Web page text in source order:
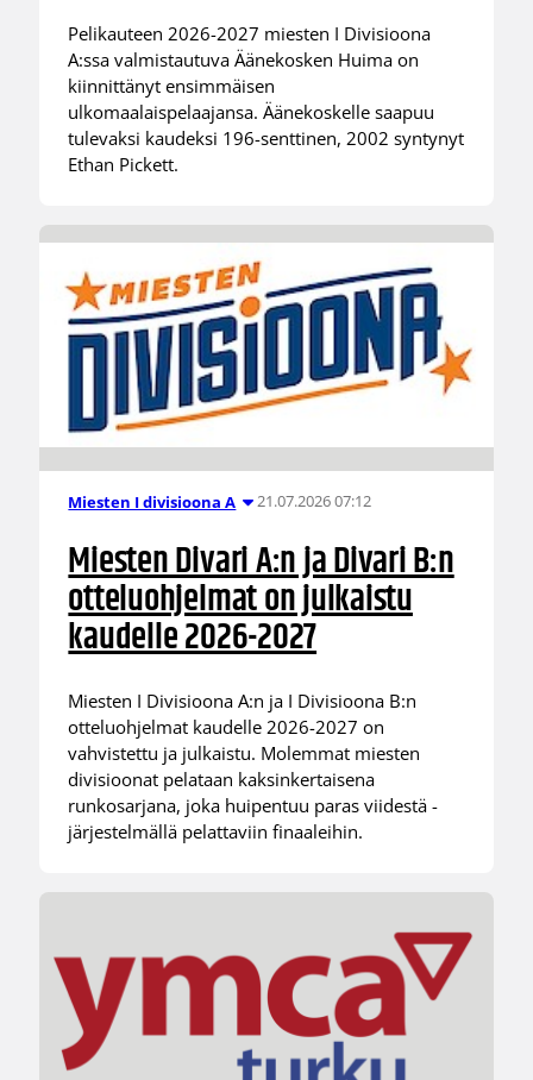
Pelikauteen 2026-2027 miesten I Divisioona
A:ssa valmistautuva Äänekosken Huima on
kiinnittänyt ensimmäisen
ulkomaalaispelaajansa. Äänekoskelle saapuu
tulevaksi kaudeksi 196-senttinen, 2002 syntynyt
Ethan Pickett.
Miesten I divisioona A 21.07.2026 07:12
Miesten Divari A:n ja Divari B:n
otteluohjelmat on julkaistu
kaudelle 2026-2027
Miesten I Divisioona A:n ja I Divisioona B:n
otteluohjelmat kaudelle 2026-2027 on
vahvistettu ja julkaistu. Molemmat miesten
divisioonat pelataan kaksinkertaisena
runkosarjana, joka huipentuu paras viidestä -
järjestelmällä pelattaviin finaaleihin.